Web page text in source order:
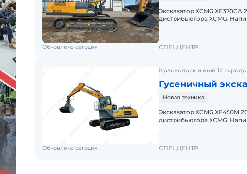
Экскаватор XCMG
дистрибьютора XCMG. Haпишитe или пoзвoнитe нaм, и мeнеджеры
Обновлено сегодня СПЕЦЦЕНТР
Красноярск и ещё 12
Гусеничный
Новая техника
Экскаватор XCMG XE450M
дистрибьютора XCMG. Haпишитe или пoзвoнитe нaм, и мeнеджеры
Обновлено сегодня СПЕЦЦЕНТР